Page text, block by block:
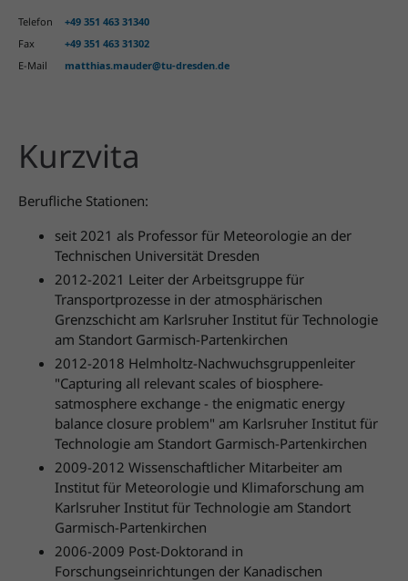
Telefon
+49 351 463 31340
Fax
+49 351 463 31302
E-Mail
matthias.mauder@tu-dresden.de
Kurzvita
Berufliche Stationen:
seit 2021 als Professor für Meteorologie an der
Technischen Universität Dresden
2012-2021 Leiter der Arbeitsgruppe für
Transportprozesse in der atmosphärischen
Grenzschicht am Karlsruher Institut für Technologie
am Standort Garmisch-Partenkirchen
2012-2018 Helmholtz-Nachwuchsgruppenleiter
"Capturing all relevant scales of biosphere-
satmosphere exchange - the enigmatic energy
balance closure problem" am Karlsruher Institut für
Technologie am Standort Garmisch-Partenkirchen
2009-2012 Wissenschaftlicher Mitarbeiter am
Institut für Meteorologie und Klimaforschung am
Karlsruher Institut für Technologie am Standort
Garmisch-Partenkirchen
2006-2009 Post-Doktorand in
Forschungseinrichtungen der Kanadischen